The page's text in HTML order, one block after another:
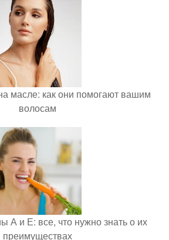
масле: как они помогают вашим
волосам
А и Е: все, что нужно знать о их
преимуществах